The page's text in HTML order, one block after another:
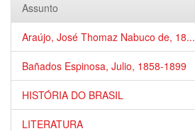
Assunto
Araújo, José Thomaz Nabuco de, 18...
Bañados Espinosa, Julio, 1858-1899
HISTÓRIA DO BRASIL
LITERATURA